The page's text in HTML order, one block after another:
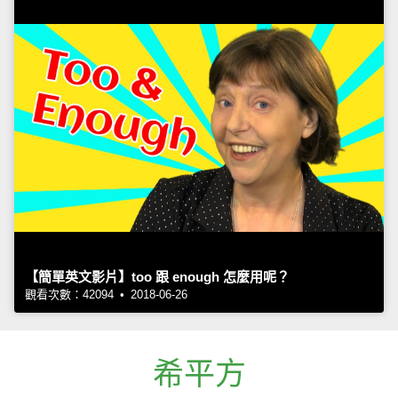
【簡單英文影片】too 跟 enough 怎麼用呢？
觀看次數：42094 • 2018-06-26
希平方